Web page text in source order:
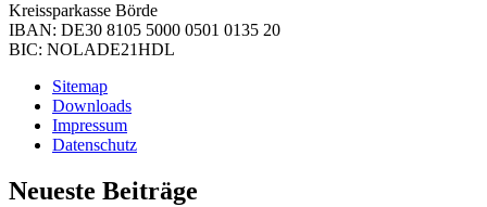
Kreissparkasse Börde
IBAN: DE30 8105 5000 0501 0135 20
BIC: NOLADE21HDL
Sitemap
Downloads
Impressum
Datenschutz
Neueste Beiträge